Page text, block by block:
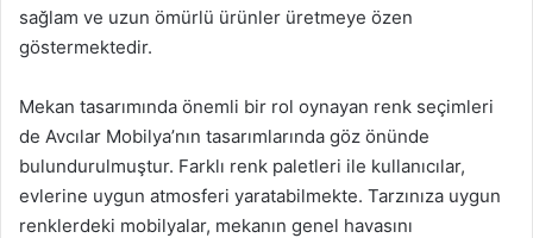
sağlam ve uzun ömürlü ürünler üretmeye özen
göstermektedir.
Mekan tasarımında önemli bir rol oynayan renk seçimleri
de Avcılar Mobilya’nın tasarımlarında göz önünde
bulundurulmuştur. Farklı renk paletleri ile kullanıcılar,
evlerine uygun atmosferi yaratabilmekte. Tarzınıza uygun
renklerdeki mobilyalar, mekanın genel havasını